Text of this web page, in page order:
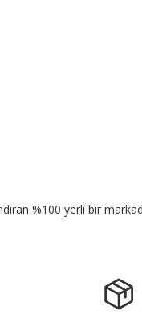
%100 yerli bir